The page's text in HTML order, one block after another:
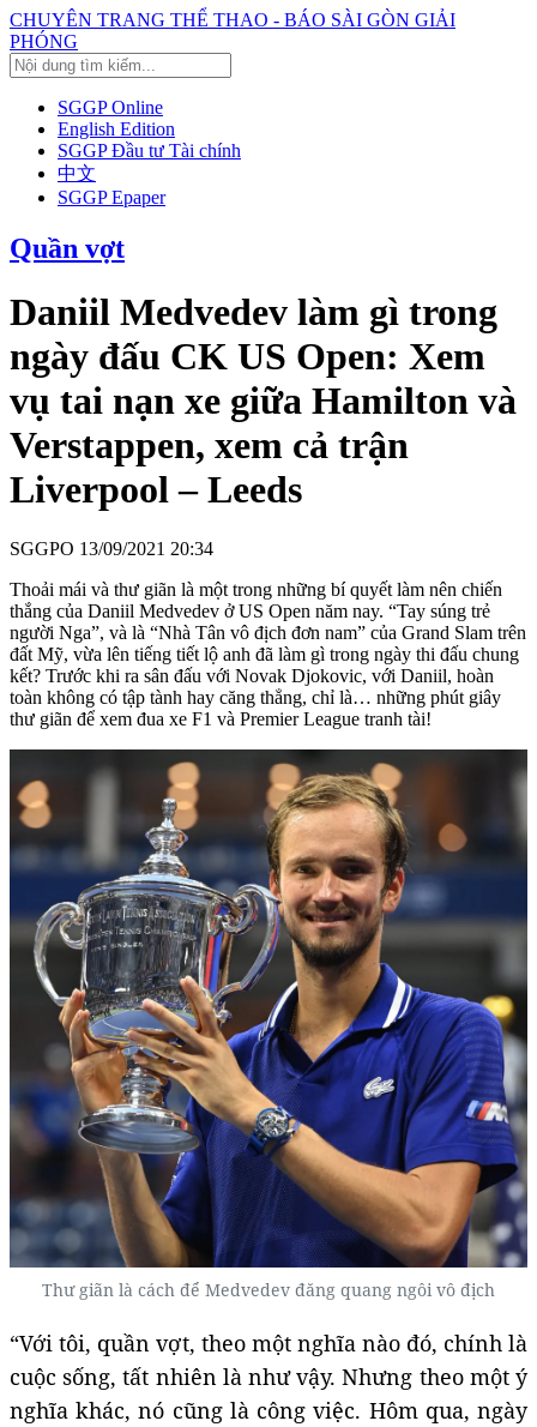
CHUYÊN TRANG THỂ THAO - BÁO SÀI GÒN GIẢI
PHÓNG
SGGP Online
English Edition
SGGP Đầu tư Tài chính
中文
SGGP Epaper
Quần vợt
Daniil Medvedev làm gì trong
ngày đấu CK US Open: Xem
vụ tai nạn xe giữa Hamilton và
Verstappen, xem cả trận
Liverpool – Leeds
SGGPO 13/09/2021 20:34
Thoải mái và thư giãn là một trong những bí quyết làm nên chiến
thắng của Daniil Medvedev ở US Open năm nay. “Tay súng trẻ
người Nga”, và là “Nhà Tân vô địch đơn nam” của Grand Slam trên
đất Mỹ, vừa lên tiếng tiết lộ anh đã làm gì trong ngày thi đấu chung
kết? Trước khi ra sân đấu với Novak Djokovic, với Daniil, hoàn
toàn không có tập tành hay căng thẳng, chỉ là… những phút giây
thư giãn để xem đua xe F1 và Premier League tranh tài!
Thư giãn là cách để Medvedev đăng quang ngôi vô địch
“Với tôi, quần vợt, theo một nghĩa nào đó, chính là
cuộc sống, tất nhiên là như vậy. Nhưng theo một ý
nghĩa khác, nó cũng là công việc. Hôm qua, ngày